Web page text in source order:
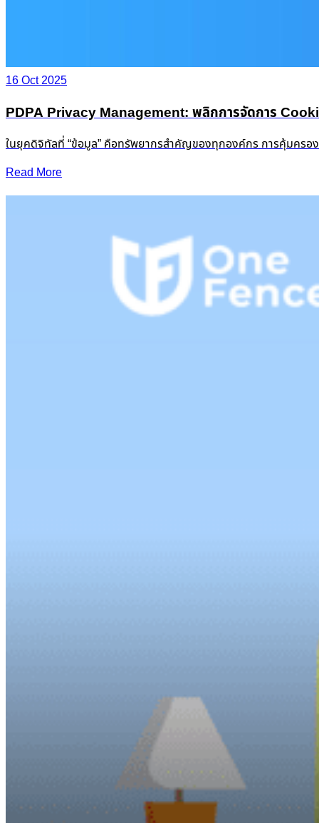
16 Oct 2025
PDPA Privacy Management: พลิกการจัดการ
ในยุคดิจิทัลที่ “ข้อมูล” คือทรัพยากรสำคัญของทุกองค์กร การคุ้มครอ
Read More